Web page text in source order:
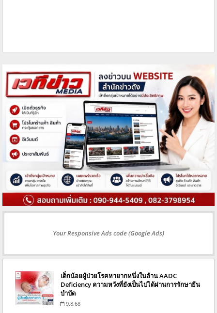
Your Responsive Ads code (Google Ads)
เด็กน้อยผู้ป่วยโรคหายากหนึ่งในล้าน AADC
Deficiency ความหวังที่ยังเป็นไปได้ผ่านการรักษายีน
บำบัด
9.8.68